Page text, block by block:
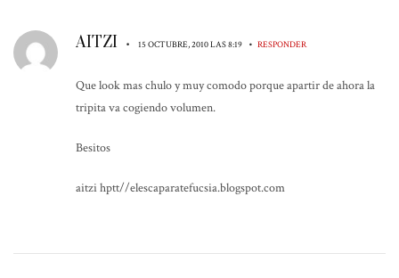
AITZI • 15 OCTUBRE, 2010 LAS 8:19 • RESPONDER
Que look mas chulo y muy comodo porque apartir de ahora la
tripita va cogiendo volumen.
Besitos
aitzi hptt//elescaparatefucsia.blogspot.com